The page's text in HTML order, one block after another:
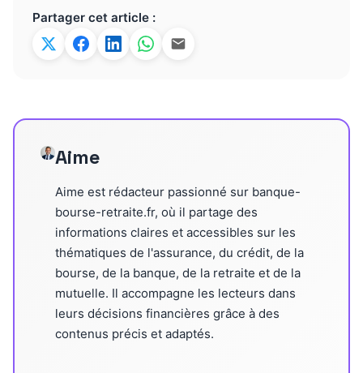
Partager cet article :
Aime
Aime est rédacteur passionné sur banque-
bourse-retraite.fr, où il partage des
informations claires et accessibles sur les
thématiques de l'assurance, du crédit, de la
bourse, de la banque, de la retraite et de la
mutuelle. Il accompagne les lecteurs dans
leurs décisions financières grâce à des
contenus précis et adaptés.